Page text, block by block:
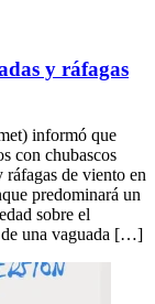
y ráfagas
informó que
con chubascos
ráfagas de viento en
predominará un
sobre el
una vaguada […]